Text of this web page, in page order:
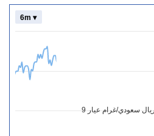
سعودي/غرام عيار 9
6m ▾